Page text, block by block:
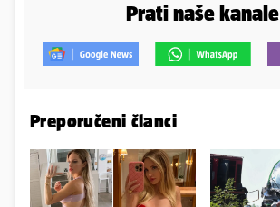
Prati naše kanale
Preporučeni članci